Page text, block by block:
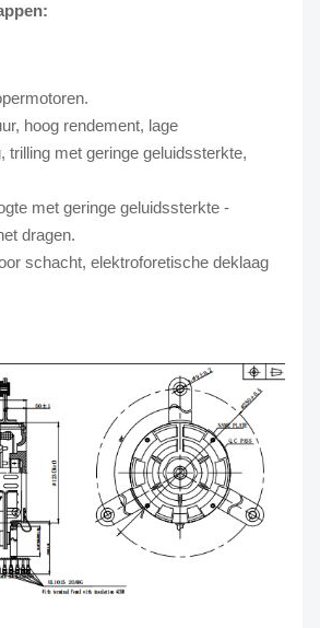
hoog rendement, lage
trilling met geringe geluidssterkte,
met geringe geluidssterkte -
dragen.
schacht, elektroforetische deklaag